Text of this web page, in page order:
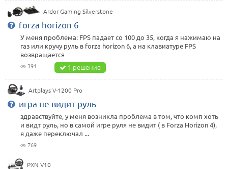
Ardor Gaming Silverstone
forza horizon 6
У меня проблема: FPS падает со 100 до 35, когда я нажимаю на
газ или кручу руль в forza horizon 6, а на клавиатуре FPS
возвращается
391 1 решение
Artplays V-1200 Pro
игра не видит руль
здравствуйте, у меня возникла проблема в том, что комп хоть
и видт руль, но в самой игре руля не видит ( в Forza Horizon 4),
я даже переключал ...
769
PXN V10